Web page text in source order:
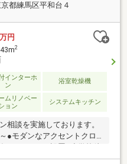
都練馬区平和台４
万円
2
インターホ
ン
浴室乾燥機
ムリノベー
ョン
システムキッチン
相談を実施しております。
●モダンなアクセントクロ
インターホン設置●小学校徒
学希望の方は赤色『見学予